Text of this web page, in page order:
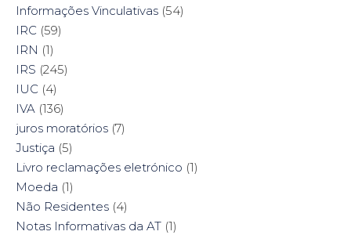
Informações Vinculativas (54)
IRC (59)
IRN (1)
IRS (245)
IUC (4)
IVA (136)
juros moratórios (7)
Justiça (5)
Livro reclamações eletrónico (1)
Moeda (1)
Não Residentes (4)
Notas Informativas da AT (1)